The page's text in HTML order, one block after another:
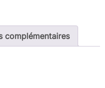
complémentaires